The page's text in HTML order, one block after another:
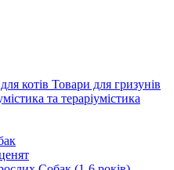
котів Товари для гризунів
та тераріумістика